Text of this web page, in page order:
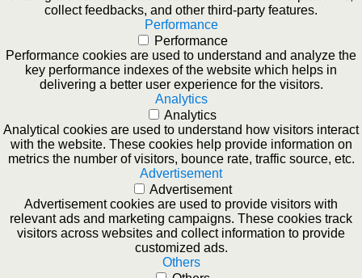
collect feedbacks, and other third-party features.
Performance
Performance
Performance cookies are used to understand and analyze the
key performance indexes of the website which helps in
delivering a better user experience for the visitors.
Analytics
Analytics
Analytical cookies are used to understand how visitors interact
with the website. These cookies help provide information on
metrics the number of visitors, bounce rate, traffic source, etc.
Advertisement
Advertisement
Advertisement cookies are used to provide visitors with
relevant ads and marketing campaigns. These cookies track
visitors across websites and collect information to provide
customized ads.
Others